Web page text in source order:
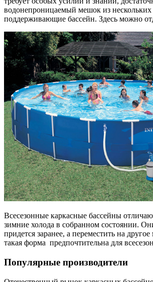
водонепроницаемый мешок из нескольких
поддерживающие бассейн. Здесь можно
Всесезонные каркасные бассейны
зимние холода в собранном состоянии.
придется заранее, а переместить на
такая форма предпочтительна для
Популярные производители